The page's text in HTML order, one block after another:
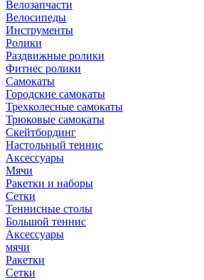
Велозапчасти
Велосипеды
Инструменты
Ролики
Раздвижные ролики
Фитнес ролики
Самокаты
Городские самокаты
Трехколесные самокаты
Трюковые самокаты
Скейтбординг
Настольный теннис
Аксессуары
Мячи
Ракетки и наборы
Сетки
Теннисные столы
Большой теннис
Аксессуары
мячи
Ракетки
Сетки